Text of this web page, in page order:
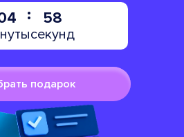
подарок
57
секунд